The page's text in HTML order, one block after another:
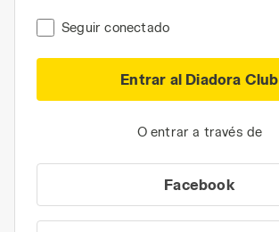
Seguir conectado
Entrar al Diadora Club
O entrar a través de
Facebook